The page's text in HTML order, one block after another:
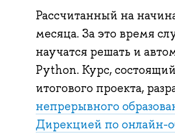
Рассчитанный на
месяца. За это время
научатся решать и
Python. Курс,
итогового проекта,
непрерывного
Дирекцией по онлайн-